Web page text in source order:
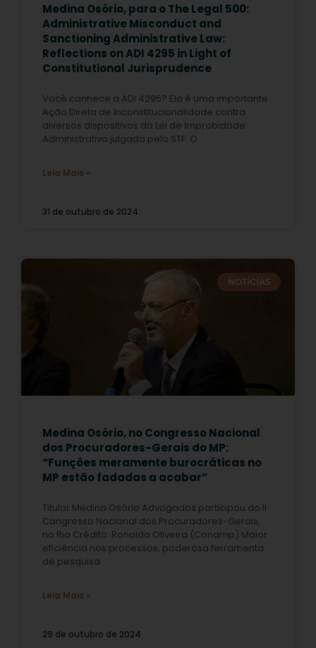
Medina Osório, para o The Legal 500:
Administrative Misconduct and
Sanctioning Administrative Law:
Reflections on ADI 4295 in Light of
Constitutional Jurisprudence
Você conhece a ADI 4295? Ela é uma importante
Ação Direta de Inconstitucionalidade contra
diversos dispositivos da Lei de Improbidade
Administrativa julgada pelo STF. O
Leia Mais »
31 de outubro de 2024
NOTÍCIAS
Medina Osório, no Congresso Nacional
dos Procuradores-Gerais do MP:
“Funções meramente burocráticas no
MP estão fadadas a acabar”
Titular Medina Osório Advogados participou do II
Congresso Nacional dos Procuradores-Gerais,
no Rio Crédito: Ronaldo Oliveira (Conamp) Maior
eficiência nos processos, poderosa ferramenta
de pesquisa
Leia Mais »
29 de outubro de 2024